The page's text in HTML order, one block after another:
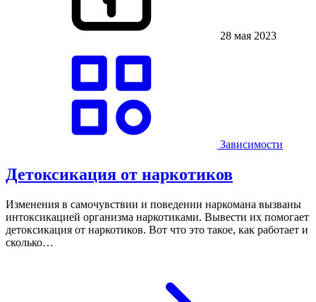
28 мая 2023
Зависимости
Детоксикация от наркотиков
Изменения в самочувствии и поведении наркомана вызваны
интоксикацией организма наркотиками. Вывести их помогает
детоксикация от наркотиков. Вот что это такое, как работает и
сколько…